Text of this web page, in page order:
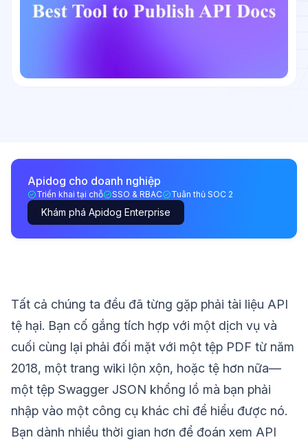
Apidog cho doanh nghiệp
Triển khai tại chỗ SSO & RBAC Tuân thủ SOC 2
Khám phá Apidog Enterprise
Tất cả chúng ta đều đã từng gặp phải tài liệu API
tệ hại. Bạn cố gắng tích hợp với một dịch vụ và
cuối cùng lại phải đối mặt với một tệp PDF từ năm
2018, một trang wiki lộn xộn, hoặc tệ hơn nữa—
một tệp Swagger JSON khổng lồ mà bạn phải
nhập vào một công cụ khác chỉ để hiểu được nó.
Bạn dành nhiều thời gian hơn để đoán xem API